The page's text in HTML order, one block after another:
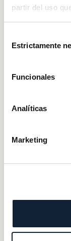
partir del uso
Estrictamente
Funcionales
Analíticas
Marketing